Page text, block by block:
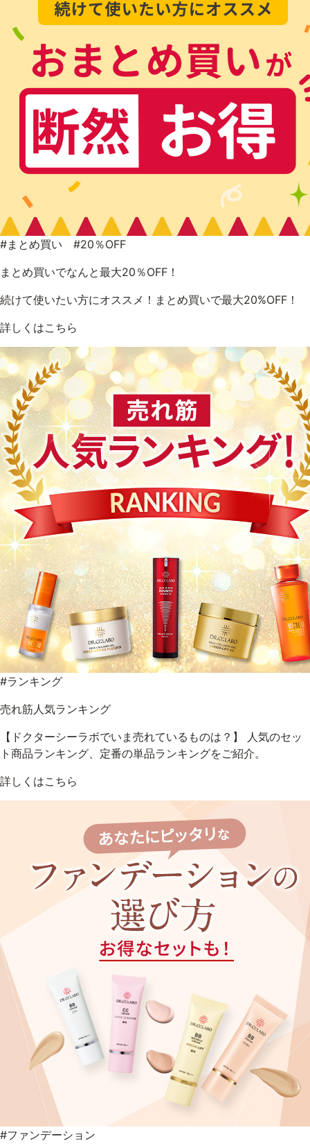
#まとめ買い #20％OFF
まとめ買いでなんと最大20％OFF！
続けて使いたい方にオススメ！まとめ買いで最大20%OFF！
詳しくはこちら
#ランキング
売れ筋人気ランキング
【ドクターシーラボでいま売れているものは？】 人気のセッ
ト商品ランキング、定番の単品ランキングをご紹介。
詳しくはこちら
#ファンデーション